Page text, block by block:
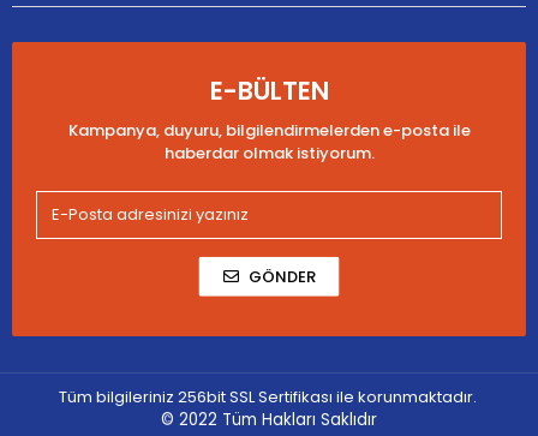
E-BÜLTEN
Kampanya, duyuru, bilgilendirmelerden e-posta ile
haberdar olmak istiyorum.
GÖNDER
Tüm bilgileriniz 256bit SSL Sertifikası ile korunmaktadır.
© 2022 Tüm Hakları Saklıdır